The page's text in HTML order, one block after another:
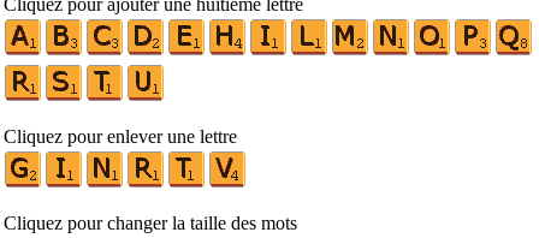
Cliquez pour ajouter une huitième lettre
Cliquez pour enlever une lettre
Cliquez pour changer la taille des mots